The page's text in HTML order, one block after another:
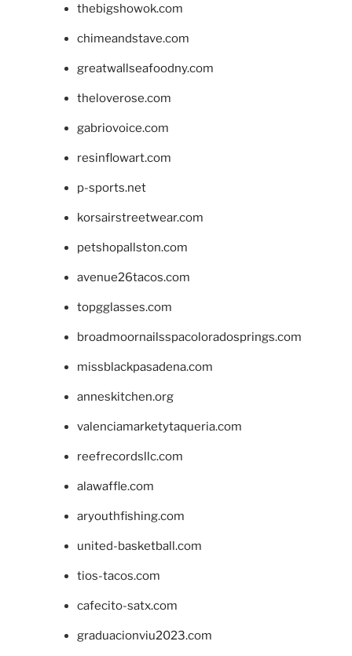
thebigshowok.com
chimeandstave.com
greatwallseafoodny.com
theloverose.com
gabriovoice.com
resinflowart.com
p-sports.net
korsairstreetwear.com
petshopallston.com
avenue26tacos.com
topgglasses.com
broadmoornailsspacoloradosprings.com
missblackpasadena.com
anneskitchen.org
valenciamarketytaqueria.com
reefrecordsllc.com
alawaffle.com
aryouthfishing.com
united-basketball.com
tios-tacos.com
cafecito-satx.com
graduacionviu2023.com